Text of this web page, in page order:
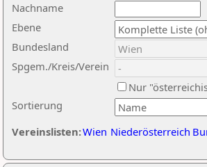
Nachname
Ebene
Sortierung
Bundesland
Spgem./Kreis/Verein
Nur
Vereinslisten:Wien Niederösterreich